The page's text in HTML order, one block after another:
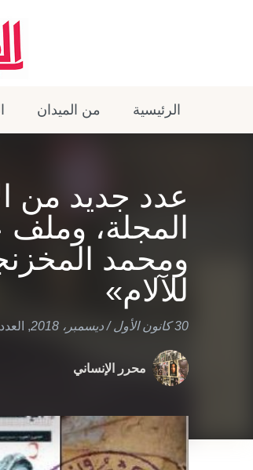
الرئيسية من الميدان
عدد جديد من
المجلة،
ومحمد
للآلام»
30 كانون الأول / ديسمبر، 2018 , العدد 64
محرر الإنساني